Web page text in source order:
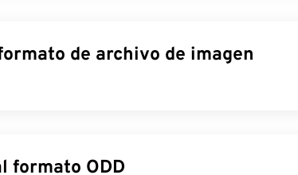
de archivo de imagen
de bits y raster de los TIFF proporciona a este
Convertir otros archivos al formato ODD